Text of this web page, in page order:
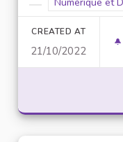
Filter results for
CREATED AT
21/10/2022